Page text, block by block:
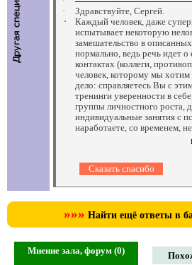
Здравствуйте, Сергей.
Каждый человек, даже
испытывает некоторую
замешательство в
нормально, ведь речь идет
контактах (коллеги,
человек, которому мы хотим
дело: справляетесь Вы с
тренинги уверенности в
группы личностного роста,
индивидуальные занятия с
наработаете, со временем,
»»» Найти ещё ответы в
Мнение зала, форум (0)